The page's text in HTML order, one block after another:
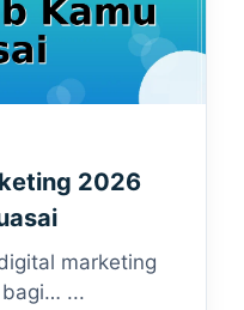
2026
marketing
...